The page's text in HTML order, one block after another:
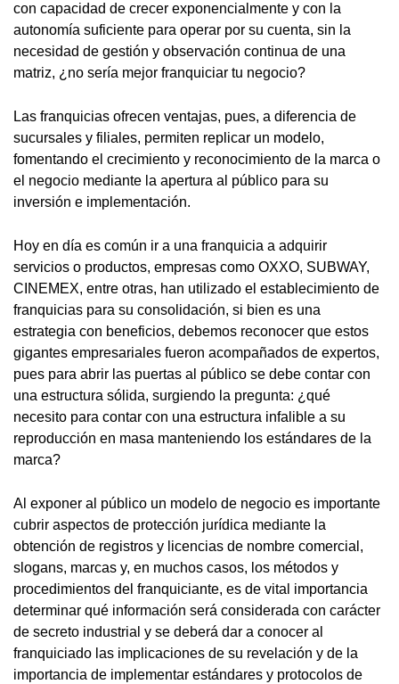
con capacidad de crecer exponencialmente y con la
autonomía suficiente para operar por su cuenta, sin la
necesidad de gestión y observación continua de una
matriz, ¿no sería mejor franquiciar tu negocio?
Las franquicias ofrecen ventajas, pues, a diferencia de
sucursales y filiales, permiten replicar un modelo,
fomentando el crecimiento y reconocimiento de la marca o
el negocio mediante la apertura al público para su
inversión e implementación.
Hoy en día es común ir a una franquicia a adquirir
servicios o productos, empresas como OXXO, SUBWAY,
CINEMEX, entre otras, han utilizado el establecimiento de
franquicias para su consolidación, si bien es una
estrategia con beneficios, debemos reconocer que estos
gigantes empresariales fueron acompañados de expertos,
pues para abrir las puertas al público se debe contar con
una estructura sólida, surgiendo la pregunta: ¿qué
necesito para contar con una estructura infalible a su
reproducción en masa manteniendo los estándares de la
marca?
Al exponer al público un modelo de negocio es importante
cubrir aspectos de protección jurídica mediante la
obtención de registros y licencias de nombre comercial,
slogans, marcas y, en muchos casos, los métodos y
procedimientos del franquiciante, es de vital importancia
determinar qué información será considerada con carácter
de secreto industrial y se deberá dar a conocer al
franquiciado las implicaciones de su revelación y de la
importancia de implementar estándares y protocolos de